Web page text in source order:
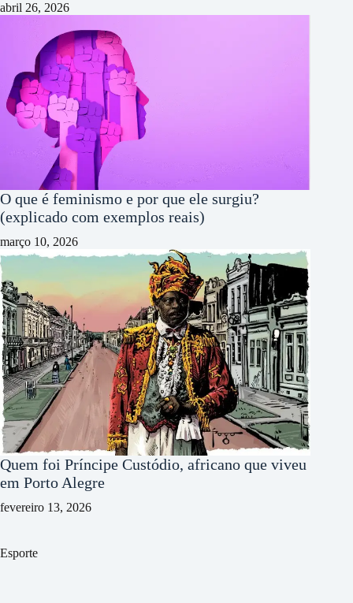
abril 26, 2026
O que é feminismo e por que ele surgiu?
(explicado com exemplos reais)
março 10, 2026
Quem foi Príncipe Custódio, africano que viveu
em Porto Alegre
fevereiro 13, 2026
Esporte